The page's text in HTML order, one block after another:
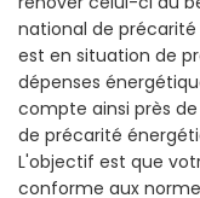
national de précarité
est en situation de
dépenses
compte ainsi près
de précarité
L'objectif est que
conforme aux